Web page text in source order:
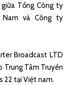
Tổng Công ty
và Công ty
Broadcast LTD
Trung Tâm Truyền
22 tại Việt nam.